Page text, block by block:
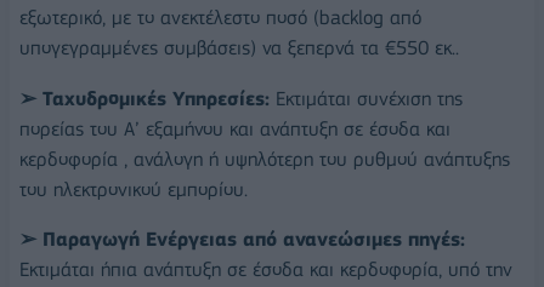
εξωτερικό, με το ανεκτέλεστο ποσό (backlog από
υπογεγραμμένες συμβάσεις) να ξεπερνά τα €550 εκ..
➢ Ταχυδρομικές Υπηρεσίες: Εκτιμάται συνέχιση της
πορείας του Α’ εξαμήνου και ανάπτυξη σε έσοδα και
κερδοφορία , ανάλογη ή υψηλότερη του ρυθμού ανάπτυξης
του ηλεκτρονικού εμπορίου.
➢ Παραγωγή Ενέργειας από ανανεώσιμες πηγές:
Εκτιμάται ήπια ανάπτυξη σε έσοδα και κερδοφορία, υπό την